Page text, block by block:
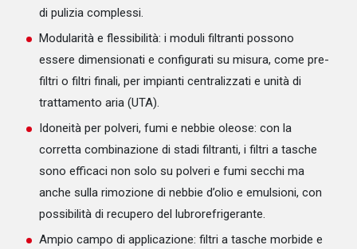
di pulizia complessi.
Modularità e flessibilità: i moduli filtranti possono
essere dimensionati e configurati su misura, come pre-
filtri o filtri finali, per impianti centralizzati e unità di
trattamento aria (UTA).
Idoneità per polveri, fumi e nebbie oleose: con la
corretta combinazione di stadi filtranti, i filtri a tasche
sono efficaci non solo su polveri e fumi secchi ma
anche sulla rimozione di nebbie d’olio e emulsioni, con
possibilità di recupero del lubrorefrigerante.
Ampio campo di applicazione: filtri a tasche morbide e